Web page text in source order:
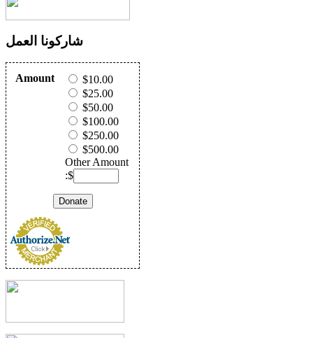
شاركونا العمل
Amount
$10.00
$25.00
$50.00
$100.00
$250.00
$500.00
Other Amount
:$